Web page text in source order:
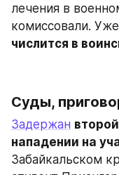
лечения в
комиссовали.
числится в
Суды,
Задержан
нападении на
Забайкальском